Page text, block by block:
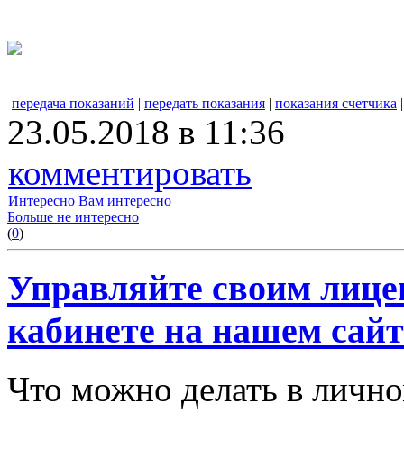
передача показаний | передать показания | показания счетчика
23.05.2018 в 11:36
комментировать
Интересно Вам интересно
Больше не интересно
(0)
Управляйте своим
кабинете на нашем
Что можно делать в